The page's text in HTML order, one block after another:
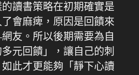
讀書策略在初期確實是
會麻痺，原因是回饋來
友。所以後期需要為自
元回饋」，讓自己的刺
此才更能夠「靜下心讀